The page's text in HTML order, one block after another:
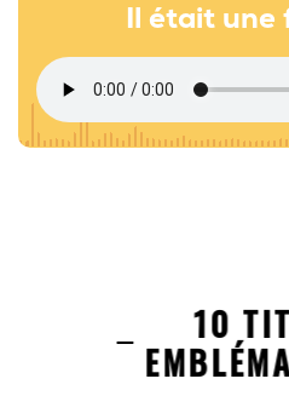
Il était une
10